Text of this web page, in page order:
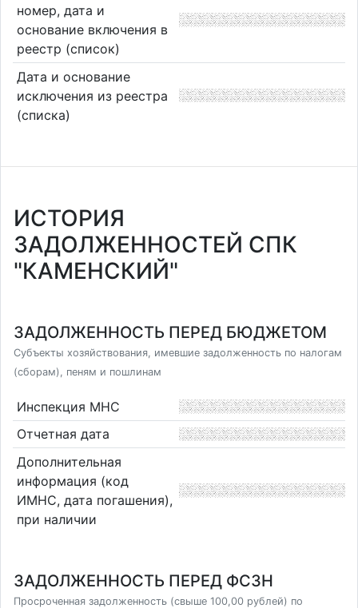
номер, дата и
основание включения в
реестр (список)
Дата и основание
исключения из реестра
(списка)
ИСТОРИЯ
ЗАДОЛЖЕННОСТЕЙ СПК
"КАМЕНСКИЙ"
ЗАДОЛЖЕННОСТЬ ПЕРЕД БЮДЖЕТОМ
Субъекты хозяйствования, имевшие задолженность по налогам
(сборам), пеням и пошлинам
Инспекция МНС
Отчетная дата
Дополнительная
информация (код
ИМНС, дата погашения),
при наличии
ЗАДОЛЖЕННОСТЬ ПЕРЕД ФСЗН
Просроченная задолженность (свыше 100,00 рублей) по